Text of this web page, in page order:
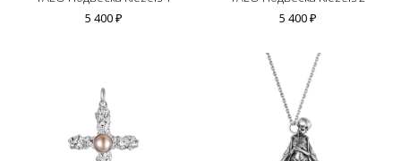
5 400 ₽
5 400 ₽